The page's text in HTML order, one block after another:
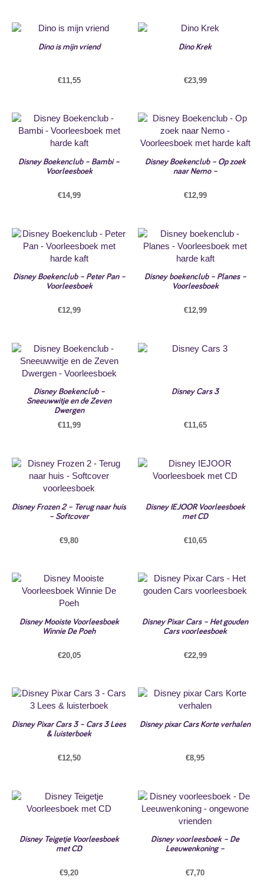
Dino is mijn vriend
€11,55
Dino Krek
€23,99
Disney Boekenclub – Bambi –
Voorleesboek
€14,99
Disney Boekenclub – Op zoek
naar Nemo –
€12,99
Disney Boekenclub – Peter Pan –
Voorleesboek
€12,99
Disney boekenclub – Planes –
Voorleesboek
€12,99
Disney Boekenclub –
Sneeuwwitje en de Zeven
Dwergen
€11,99
Disney Cars 3
€11,65
Disney Frozen 2 – Terug naar huis
– Softcover
€9,80
Disney IEJOOR Voorleesboek
met CD
€10,65
Disney Mooiste Voorleesboek
Winnie De Poeh
€20,05
Disney Pixar Cars – Het gouden
Cars voorleesboek
€22,99
Disney Pixar Cars 3 – Cars 3 Lees
& luisterboek
€12,50
Disney pixar Cars Korte verhalen
€8,95
Disney Teigetje Voorleesboek
met CD
€9,20
Disney voorleesboek – De
Leeuwenkoning –
€7,70